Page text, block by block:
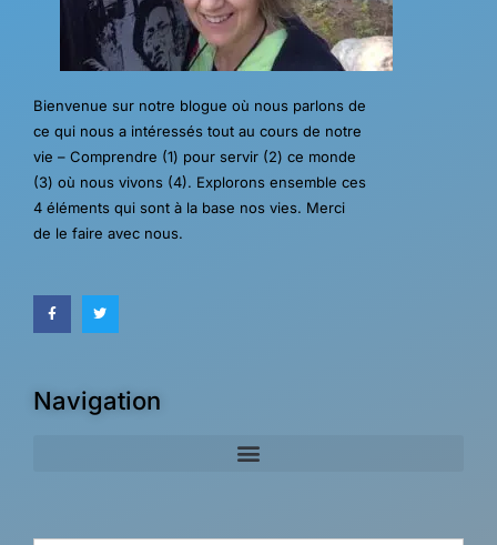
Bienvenue sur notre blogue où nous parlons de
ce qui nous a intéressés tout au cours de notre
vie – Comprendre (1) pour servir (2) ce monde
(3) où nous vivons (4). Explorons ensemble ces
4 éléments qui sont à la base nos vies. Merci
de le faire avec nous.
Navigation